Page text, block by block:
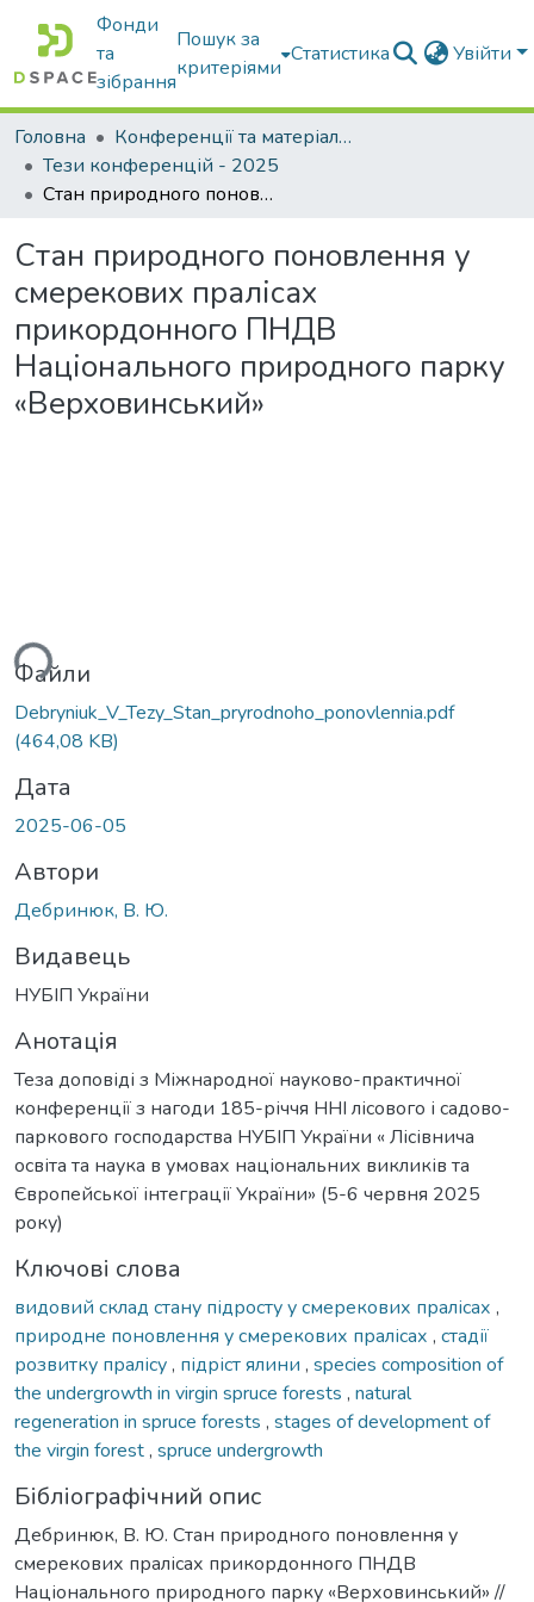
Фонди
та
зібрання
Пошук за
критеріями
Статистика Увійти
Головна
Конференції та матеріали конференцій
Тези конференцій - 2025
Стан природного поновлення у смерекових пралісах прикордонного ПНДВ Національного природного парку «Верховинський»
Стан природного поновлення у
смерекових пралісах
прикордонного ПНДВ
Національного природного парку
«Верховинський»
Файли
Debryniuk_V_Tezy_Stan_pryrodnoho_ponovlennia.pdf
(464,08 KB)
Дата
2025-06-05
Автори
Дебринюк, В. Ю.
Видавець
НУБІП України
Анотація
Теза доповіді з Міжнародної науково-практичної
конференції з нагоди 185-річчя ННІ лісового і садово-
паркового господарства НУБІП України « Лісівнича
освіта та наука в умовах національних викликів та
Європейської інтеграції України» (5-6 червня 2025
року)
Ключові слова
видовий склад стану підросту у смерекових пралісах ,
природне поновлення у смерекових пралісах , стадії
розвитку пралісу, підріст ялини , species composition of
the undergrowth in virgin spruce forests , natural
regeneration in spruce forests , stages of development of
the virgin forest, spruce undergrowth
Бібліографічний опис
Дебринюк, В. Ю. Стан природного поновлення у
смерекових пралісах прикордонного ПНДВ
Національного природного парку «Верховинський» //